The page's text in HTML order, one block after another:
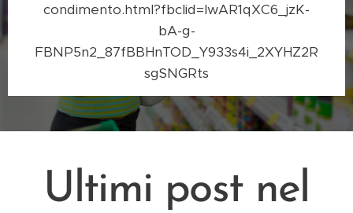
condimento.html?fbclid=IwAR1qXC6_jzK-
bA-g-
FBNP5n2_87fBBHnTOD_Y933s4i_2XYHZ2R
sgSNGRts
Ultimi post nel